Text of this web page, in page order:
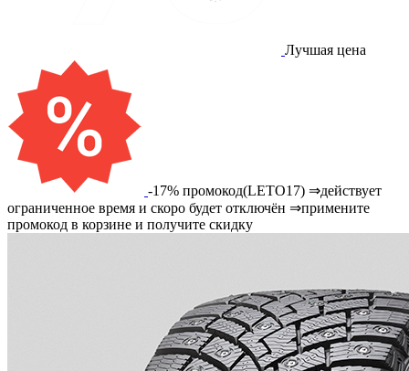
Лучшая цена
-17% промокод(LETO17) ⇒действует
ограниченное время и скоро будет отключён ⇒примените
промокод в корзине и получите скидку